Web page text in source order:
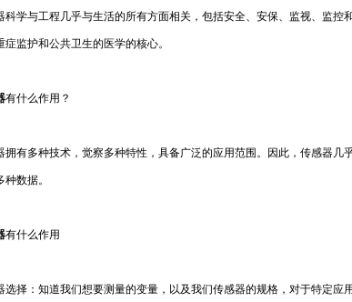
科学与工程几乎与生活的所有方面相关，包括安全、安保、监视、监
症监护和公共卫生的医学的核心。
有什么作用？
拥有多种技术，觉察多种特性，具备广泛的应用范围。因此，传感器
种数据。
有什么作用
选择：知道我们想要测量的变量，以及我们传感器的规格，对于特定